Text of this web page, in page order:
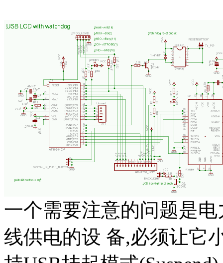
一个需要注意的问题是
线供电的设 备,必须让它